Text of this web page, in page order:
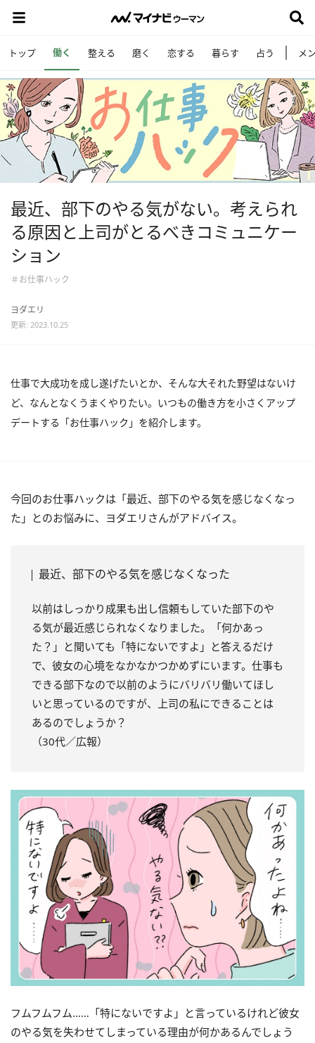
トップ 働く 整える 磨く 恋する 暮らす 占う メ
最近、部下のやる気がない。考えられ
る原因と上司がとるべきコミュニケー
ション
＃お仕事ハック
ヨダエリ
更新: 2023.10.25
仕事で大成功を成し遂げたいとか、そんな大それた野望はないけ
ど、なんとなくうまくやりたい。いつもの働き方を小さくアップ
デートする「お仕事ハック」を紹介します。
今回のお仕事ハックは「最近、部下のやる気を感じなくなっ
た」とのお悩みに、ヨダエリさんがアドバイス。
最近、部下のやる気を感じなくなった
以前はしっかり成果も出し信頼もしていた部下のや
る気が最近感じられなくなりました。「何かあっ
た？」と聞いても「特にないですよ」と答えるだけ
で、彼女の心境をなかなかつかめずにいます。仕事も
できる部下なので以前のようにバリバリ働いてほし
いと思っているのですが、上司の私にできることは
あるのでしょうか？
（30代／広報）
フムフムフム……「特にないですよ」と言っているけれど彼女
のやる気を失わせてしまっている理由が何かあるんでしょう